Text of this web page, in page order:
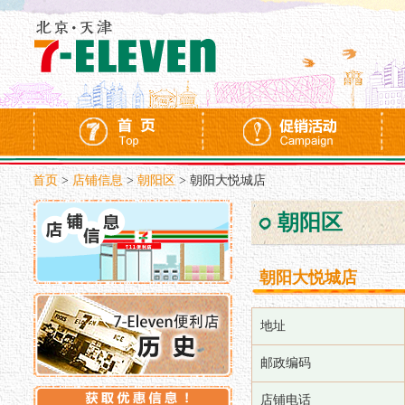
首页 > 店铺信息>朝阳区 >朝阳大悦城店
朝阳区
朝阳大悦城店
地址
邮政编码
店铺电话